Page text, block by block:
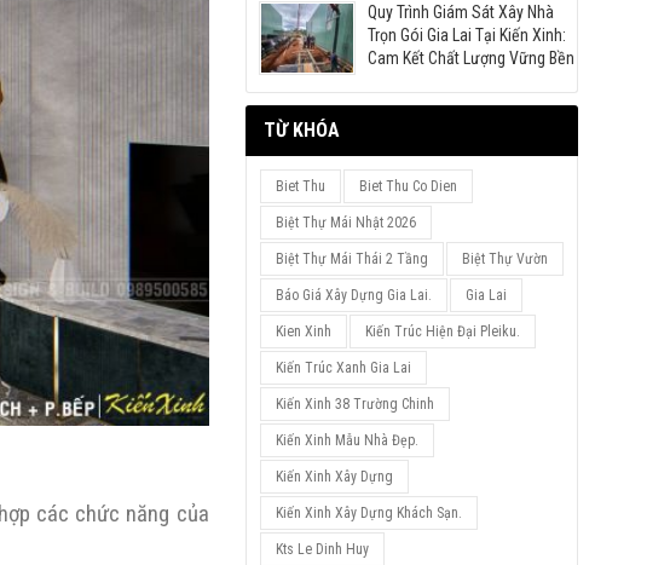
các chức năng của
Quy Trình Giám Sát Xây Nhà
Trọn Gói Gia Lai Tại Kiến Xinh:
Cam Kết Chất Lượng Vững Bền
TỪ KHÓA
Biet Thu Biet Thu Co Dien
Biệt Thự Mái Nhật 2026
Biệt Thự Mái Thái 2 Tầng Biệt Thự Vườn
Báo Giá Xây Dựng Gia Lai. Gia Lai
Kien Xinh Kiến Trúc Hiện Đại Pleiku.
Kiến Trúc Xanh Gia Lai
Kiến Xinh 38 Trường Chinh
Kiến Xinh Mẫu Nhà Đẹp.
Kiến Xinh Xây Dựng
Kiến Xinh Xây Dựng Khách Sạn.
Kts Le Dinh Huy